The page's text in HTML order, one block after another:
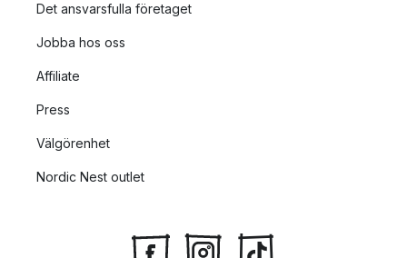
Det ansvarsfulla företaget
Jobba hos oss
Affiliate
Press
Välgörenhet
Nordic Nest outlet